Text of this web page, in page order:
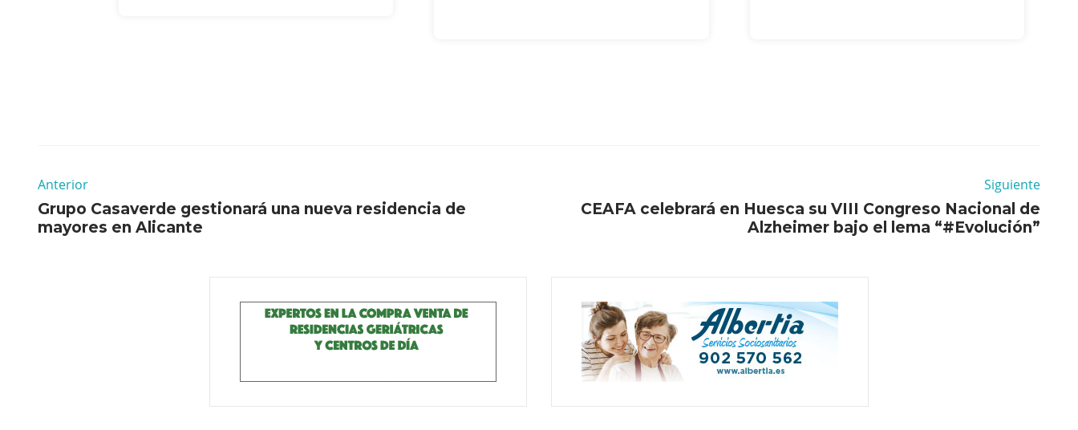
Anterior
Grupo Casaverde gestionará una nueva residencia de
mayores en Alicante
Siguiente
CEAFA celebrará en Huesca su VIII Congreso Nacional de
Alzheimer bajo el lema “#Evolución”